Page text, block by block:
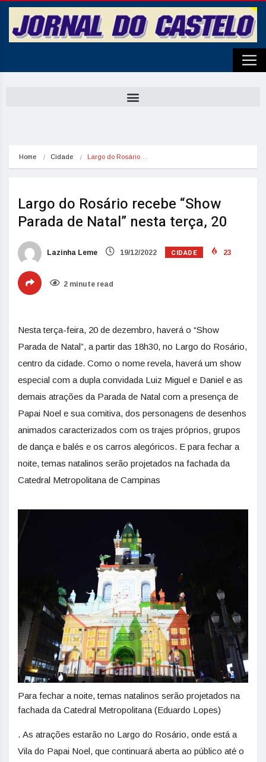
Home Cidade Largo do Rosário…
Largo do Rosário recebe “Show
Parada de Natal” nesta terça, 20
Lazinha Leme 19/12/2022 CIDADE 23
2 minute read
Nesta terça-feira, 20 de dezembro, haverá o “Show
Parada de Natal”, a partir das 18h30, no Largo do Rosário,
centro da cidade. Como o nome revela, haverá um show
especial com a dupla convidada Luiz Miguel e Daniel e as
demais atrações da Parada de Natal com a presença de
Papai Noel e sua comitiva, dos personagens de desenhos
animados caracterizados com os trajes próprios, grupos
de dança e balés e os carros alegóricos. E para fechar a
noite, temas natalinos serão projetados na fachada da
Catedral Metropolitana de Campinas
Para fechar a noite, temas natalinos serão projetados na
fachada da Catedral Metropolitana (Eduardo Lopes)
. As atrações estarão no Largo do Rosário, onde está a
Vila do Papai Noel, que continuará aberta ao público até o